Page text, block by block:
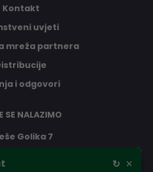
Kontakt
uvjeti
mreža partnera
i odgovori
SE NALAZIMO
Golika 7
↻ ×